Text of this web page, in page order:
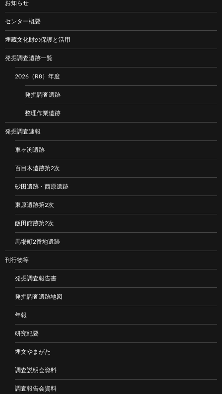
お知らせ
センター概要
埋蔵文化財の保護と活用
発掘調査遺跡一覧
2026（R8）年度
発掘調査遺跡
整理作業遺跡
発掘調査速報
車ヶ渕遺跡
百目木遺跡第2次
砂田遺跡・西原遺跡
東原遺跡第2次
飯田館跡第2次
馬場町2番地遺跡
刊行物等
発掘調査報告書
発掘調査遺跡地図
年報
研究紀要
埋文やまがた
調査説明会資料
調査報告会資料